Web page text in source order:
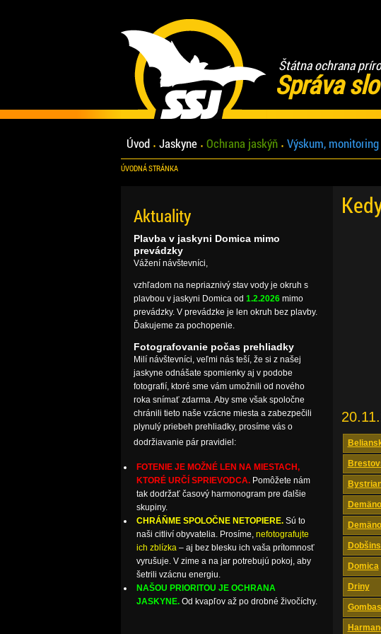
Štátna ochrana
Správa
Úvod Jaskyne Ochrana jaskýň Výskum,
ÚVODNÁ STRÁNKA
Domica
Driny
Aktuality
Plavba v jaskyni Domica mimo
prevádzky
Vážení návštevníci,
vzhľadom na nepriaznivý stav vody je okruh s
plavbou v jaskyni Domica od 1.2.2026mimo
prevádzky. V prevádzke je len okruh bez plavby.
Ďakujeme za pochopenie.
Fotografovanie počas prehliadky
Milí návštevníci, veľmi nás teší, že si z našej
jaskyne odnášate spomienky aj v podobe
fotografií, ktoré sme vám umožnili od nového
roka snímať zdarma. Aby sme však spoločne
chránili tieto naše vzácne miesta a zabezpečili
plynulý priebeh prehliadky, prosíme vás o
dodržiavanie pár pravidiel:
FOTENIE JE MOŽNÉ LEN NA MIESTACH,
KTORÉ URČÍ SPRIEVODCA.Pomôžete nám
tak dodržať časový harmonogram pre ďalšie
skupiny.
CHRÁŇME SPOLOČNE NETOPIERE.Sú to
naši citliví obyvatelia. Prosíme, nefotografujte
ich zblízka– aj bez blesku ich vaša prítomnosť
vyrušuje. V zime a na jar potrebujú pokoj, aby
šetrili vzácnu energiu.
NAŠOU PRIORITOU JE OCHRANA
JASKYNE. Od kvapľov až po drobné živočíchy.